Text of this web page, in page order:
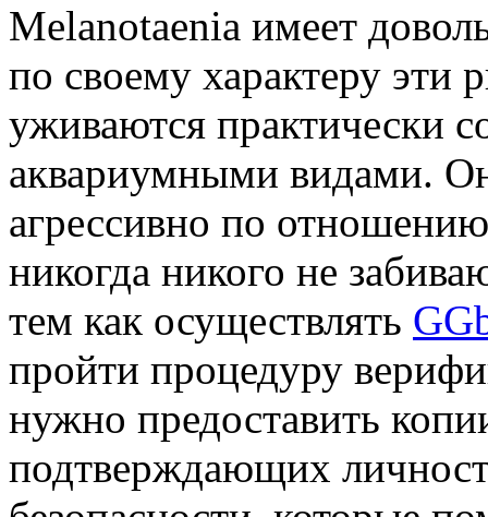
Melanotaenia имеет
по своему характеру
уживаются практически
аквариумными видами.
агрессивно по
никогда никого не
тем как осуществлять
пройти процедуру
нужно предоставить
подтверждающих